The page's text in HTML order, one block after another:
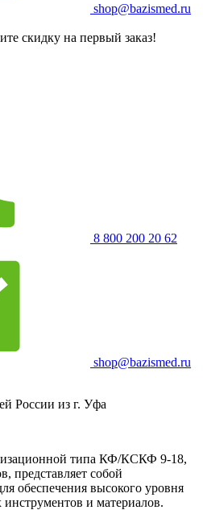
shop@bazismed.ru
скидку на первый заказ!
8 800 200 20 62
shop@bazismed.ru
России из г. Уфа
типа КФ/КСКФ 9-18,
представляет собой
обеспечения высокого уровня
и материалов.